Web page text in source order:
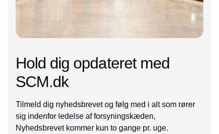
Hold dig opdateret med
SCM.dk
Tilmeld dig nyhedsbrevet og følg med i alt som rører
sig indenfor ledelse af forsyningskæden,
Nyhedsbrevet kommer kun to gange pr. uge.